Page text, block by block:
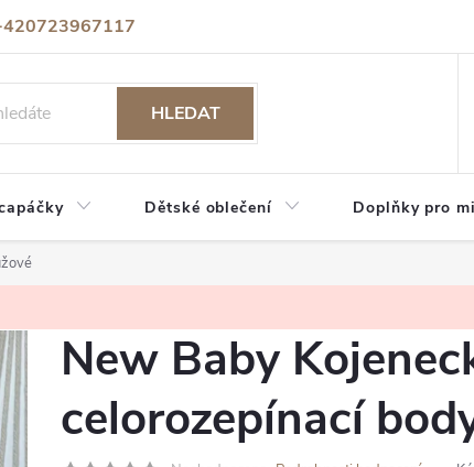
Reklamace a vrácení zboží
HLEDAT
Dětské oblečení Doplňky pro
New Baby
celorozepínací